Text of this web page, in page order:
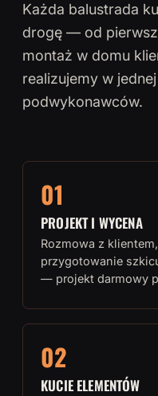
Każda balustrada
drogę — od
montaż w domu
realizujemy w
podwykonawców.
01
PROJEKT I WYCENA
Rozmowa z
przygotowanie
— projekt darmowy
02
KUCIE ELEMENTÓW